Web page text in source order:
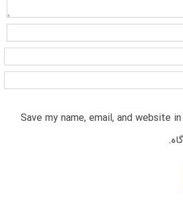
Save my name, email, and website